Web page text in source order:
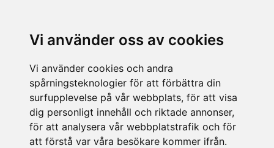
Vi använder oss av cookies
Vi använder cookies och andra
spårningsteknologier för att förbättra din
surfupplevelse på vår webbplats, för att visa
dig personligt innehåll och riktade annonser,
för att analysera vår webbplatstrafik och för
att förstå var våra besökare kommer ifrån.